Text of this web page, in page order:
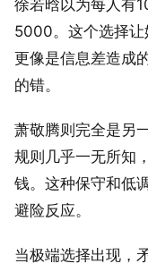
徐若晗以为每人有
5000。这个选择让
更像是信息差造成
的错。
萧敬腾则完全是另
规则几乎一无所知
钱。这种保守和低
避险反应。
当极端选择出现，